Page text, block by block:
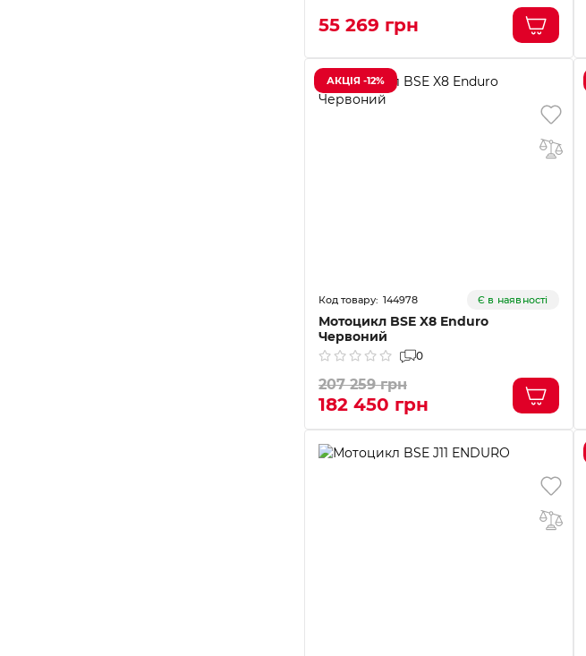
55 269 грн
АКЦІЯ -12%
144978 Є в наявності
Мотоцикл BSE X8 Enduro
Червоний
0
207 259 грн
182 450 грн